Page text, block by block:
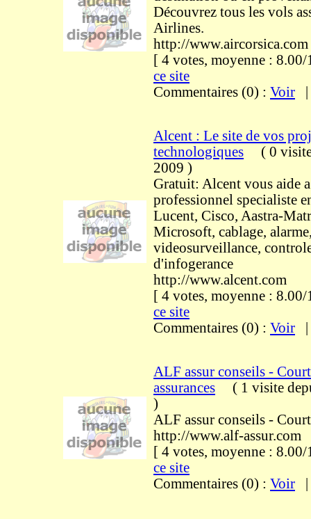
Découvrez tous les vols
Airlines.
http://www.aircorsica.com
[ 4 votes, moyenne :
ce site
Commentaires (0) : Voir
Alcent : Le site de vos
technologiques ( 0
2009 )
Gratuit: Alcent vous aide
professionnel specialiste
Lucent, Cisco, Aastra-
Microsoft, cablage,
videosurveillance,
d'infogerance
http://www.alcent.com
[ 4 votes, moyenne :
ce site
Commentaires (0) : Voir
ALF assur conseils -
assurances ( 1 visite
)
ALF assur conseils -
http://www.alf-assur.com
[ 4 votes, moyenne :
ce site
Commentaires (0) : Voir